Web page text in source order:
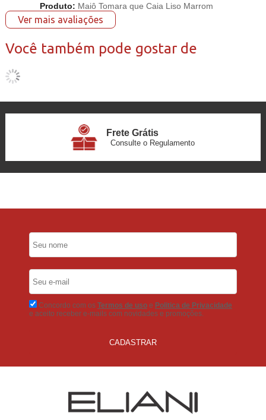
Produto: Maiô Tomara que Caia Liso Marrom
Ver mais avaliações
Você também pode gostar de
Frete Grátis
Consulte o Regulamento
Concordo com os Termos de usoe Politica de Privacidade
e aceito receber e-mails com novidades e promoções.
CADASTRAR